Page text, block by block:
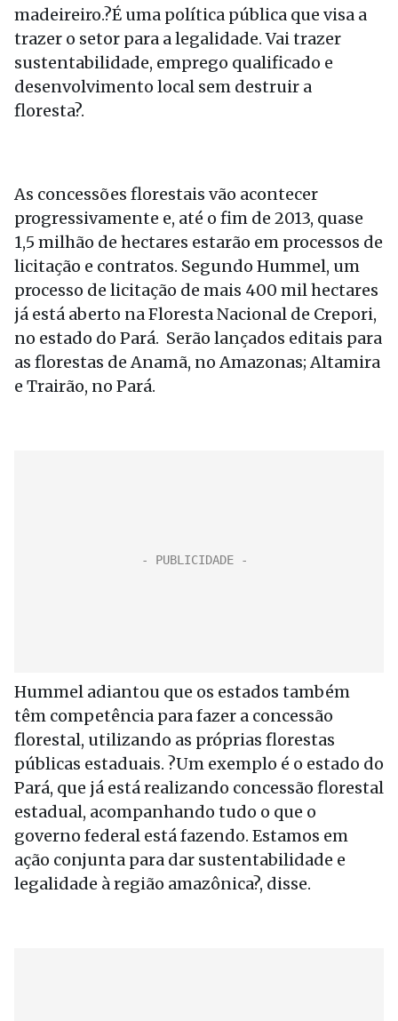
madeireiro.?É uma política pública que visa a
trazer o setor para a legalidade. Vai trazer
sustentabilidade, emprego qualificado e
desenvolvimento local sem destruir a
floresta?.
As concessões florestais vão acontecer
progressivamente e, até o fim de 2013, quase
1,5 milhão de hectares estarão em processos de
licitação e contratos. Segundo Hummel, um
processo de licitação de mais 400 mil hectares
já está aberto na Floresta Nacional de Crepori,
no estado do Pará. Serão lançados editais para
as florestas de Anamã, no Amazonas; Altamira
e Trairão, no Pará.
Hummel adiantou que os estados também
têm competência para fazer a concessão
florestal, utilizando as próprias florestas
públicas estaduais. ?Um exemplo é o estado do
Pará, que já está realizando concessão florestal
estadual, acompanhando tudo o que o
governo federal está fazendo. Estamos em
ação conjunta para dar sustentabilidade e
legalidade à região amazônica?, disse.